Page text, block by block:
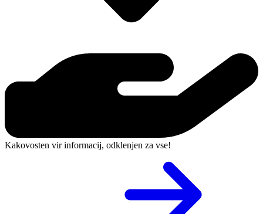
Kakovosten vir informacij, odklenjen za vse!